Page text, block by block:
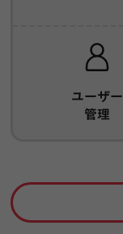
ユーザー
管理